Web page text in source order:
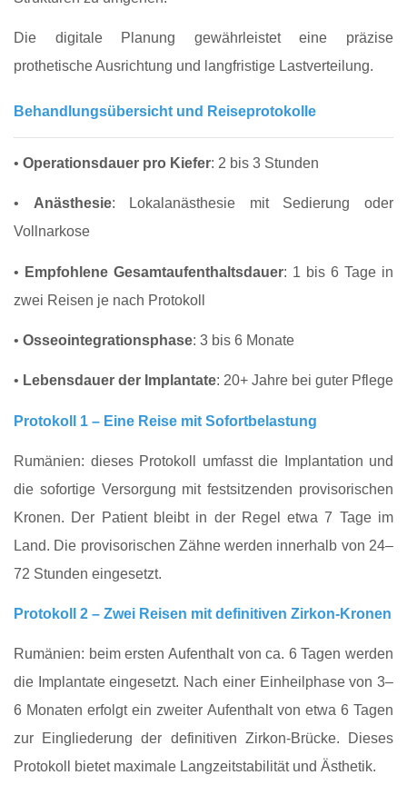
Die digitale Planung gewährleistet eine präzise
prothetische Ausrichtung und langfristige Lastverteilung.
Behandlungsübersicht und Reiseprotokolle
• Operationsdauer pro Kiefer: 2 bis 3 Stunden
• Anästhesie: Lokalanästhesie mit Sedierung oder
Vollnarkose
• Empfohlene Gesamtaufenthaltsdauer: 1 bis 6 Tage in
zwei Reisen je nach Protokoll
• Osseointegrationsphase: 3 bis 6 Monate
• Lebensdauer der Implantate: 20+ Jahre bei guter Pflege
Protokoll 1 – Eine Reise mit Sofortbelastung
Rumänien: dieses Protokoll umfasst die Implantation und
die sofortige Versorgung mit festsitzenden provisorischen
Kronen. Der Patient bleibt in der Regel etwa 7 Tage im
Land. Die provisorischen Zähne werden innerhalb von 24–
72 Stunden eingesetzt.
Protokoll 2 – Zwei Reisen mit definitiven Zirkon-Kronen
Rumänien: beim ersten Aufenthalt von ca. 6 Tagen werden
die Implantate eingesetzt. Nach einer Einheilphase von 3–
6 Monaten erfolgt ein zweiter Aufenthalt von etwa 6 Tagen
zur Eingliederung der definitiven Zirkon-Brücke. Dieses
Protokoll bietet maximale Langzeitstabilität und Ästhetik.